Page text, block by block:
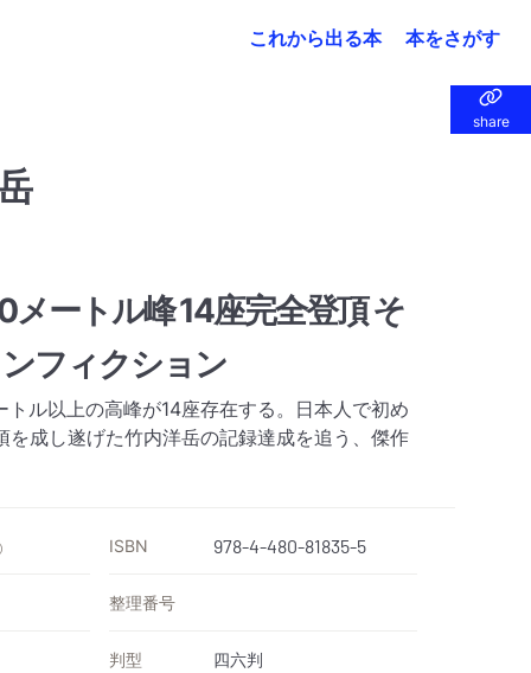
これから出る本 本をさがす
share
share
ートル峰 14座完全登頂 そ
フィクション
ル以上の高峰が14座存在する。日本人で初め
を成し遂げた竹内洋岳の記録達成を追う、傑作
ISBN 978-4-480-81835-5
整理番号
判型 四六判